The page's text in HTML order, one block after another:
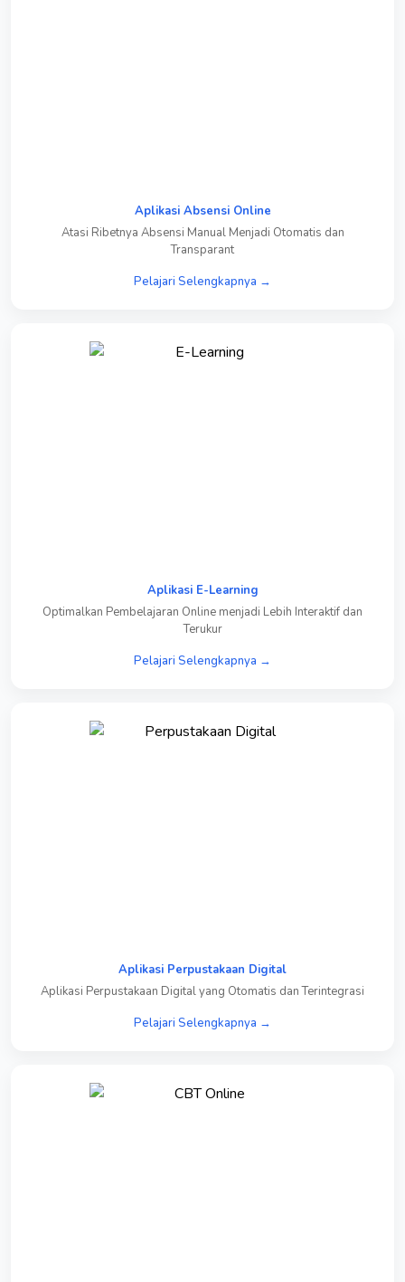
Aplikasi Absensi Online
Atasi Ribetnya Absensi Manual Menjadi Otomatis dan
Transparant
Pelajari Selengkapnya →
Aplikasi E-Learning
Optimalkan Pembelajaran Online menjadi Lebih Interaktif dan
Terukur
Pelajari Selengkapnya →
Aplikasi Perpustakaan Digital
Aplikasi Perpustakaan Digital yang Otomatis dan Terintegrasi
Pelajari Selengkapnya →